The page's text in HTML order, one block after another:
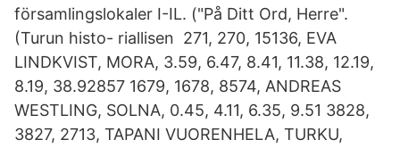
församlingslokaler I-IL. ("På Ditt Ord, Herre".
(Turun histo- riallisen 271, 270, 15136, EVA
LINDKVIST, MORA, 3.59, 6.47, 8.41, 11.38, 12.19,
8.19, 38.92857 1679, 1678, 8574, ANDREAS
WESTLING, SOLNA, 0.45, 4.11, 6.35, 9.51 3828,
3827, 2713, TAPANI VUORENHELA, TURKU,